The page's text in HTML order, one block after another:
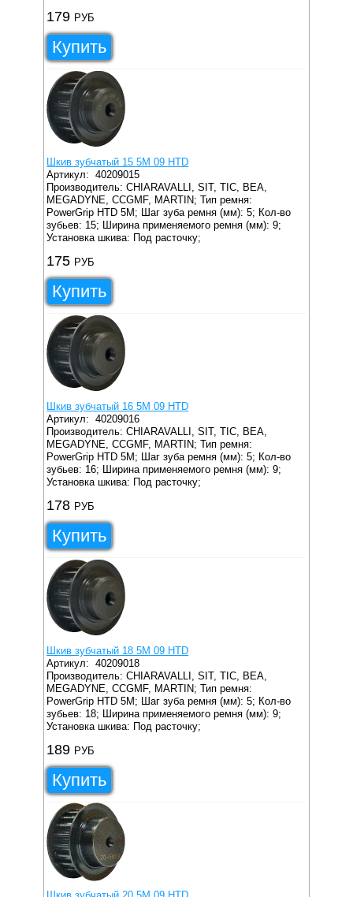
179 РУБ
Купить
Шкив зубчатый 15 5M 09 HTD
Артикул:40209015
Производитель: CHIARAVALLI, SIT, TIC, BEA,
MEGADYNE, CCGMF, MARTIN; Тип ремня:
PowerGrip HTD 5M; Шаг зуба ремня (мм): 5; Кол-во
зубьев: 15; Ширина применяемого ремня (мм): 9;
Установка шкива: Под расточку;
175 РУБ
Купить
Шкив зубчатый 16 5M 09 HTD
Артикул:40209016
Производитель: CHIARAVALLI, SIT, TIC, BEA,
MEGADYNE, CCGMF, MARTIN; Тип ремня:
PowerGrip HTD 5M; Шаг зуба ремня (мм): 5; Кол-во
зубьев: 16; Ширина применяемого ремня (мм): 9;
Установка шкива: Под расточку;
178 РУБ
Купить
Шкив зубчатый 18 5M 09 HTD
Артикул:40209018
Производитель: CHIARAVALLI, SIT, TIC, BEA,
MEGADYNE, CCGMF, MARTIN; Тип ремня:
PowerGrip HTD 5M; Шаг зуба ремня (мм): 5; Кол-во
зубьев: 18; Ширина применяемого ремня (мм): 9;
Установка шкива: Под расточку;
189 РУБ
Купить